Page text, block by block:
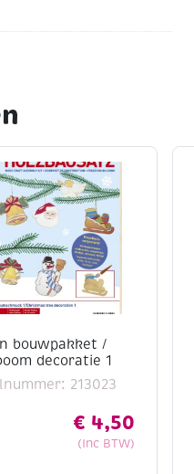
bouwpakket /
decoratie 1
213023
€ 4,50
(Inc BTW)